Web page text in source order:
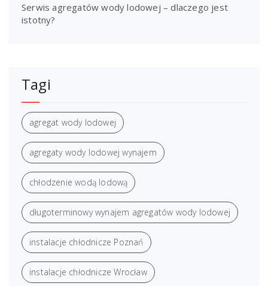
Serwis agregatów wody lodowej – dlaczego jest
istotny?
Tagi
agregat wody lodowej
agregaty wody lodowej wynajem
chłodzenie wodą lodową
długoterminowy wynajem agregatów wody lodowej
instalacje chłodnicze Poznań
instalacje chłodnicze Wrocław